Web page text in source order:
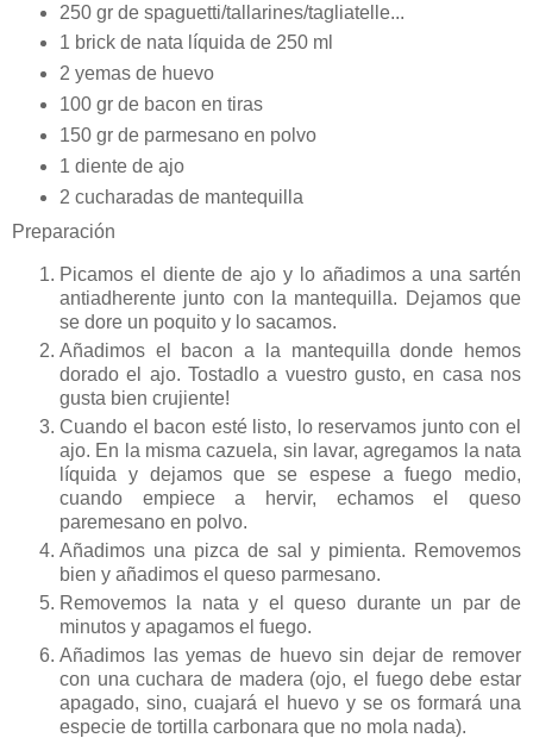
250 gr de spaguetti/tallarines/tagliatelle...
1 brick de nata líquida de 250 ml
2 yemas de huevo
100 gr de bacon en tiras
150 gr de parmesano en polvo
1 diente de ajo
2 cucharadas de mantequilla
Preparación
Picamos el diente de ajo y lo añadimos a una sartén
antiadherente junto con la mantequilla. Dejamos que
se dore un poquito y lo sacamos.
Añadimos el bacon a la mantequilla donde hemos
dorado el ajo. Tostadlo a vuestro gusto, en casa nos
gusta bien crujiente!
Cuando el bacon esté listo, lo reservamos junto con el
ajo. En la misma cazuela, sin lavar, agregamos la nata
líquida y dejamos que se espese a fuego medio,
cuando empiece a hervir, echamos el queso
paremesano en polvo.
Añadimos una pizca de sal y pimienta. Removemos
bien y añadimos el queso parmesano.
Removemos la nata y el queso durante un par de
minutos y apagamos el fuego.
Añadimos las yemas de huevo sin dejar de remover
con una cuchara de madera (ojo, el fuego debe estar
apagado, sino, cuajará el huevo y se os formará una
especie de tortilla carbonara que no mola nada).